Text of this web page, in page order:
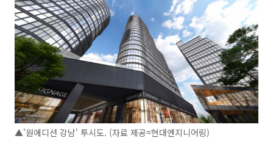
▲'원에디션 강남' 투시도. (자료 제공=현대엔지니어링)